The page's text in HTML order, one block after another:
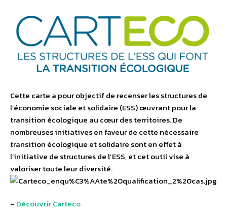
Cette carte a pour objectif de recenser les structures de
l’économie sociale et solidaire (ESS) œuvrant pour la
transition écologique au cœur des territoires. De
nombreuses initiatives en faveur de cette nécessaire
transition écologique et solidaire sont en effet à
l’initiative de structures de l’ESS, et cet outil vise à
valoriser toute leur diversité.
– Découvrir Carteco